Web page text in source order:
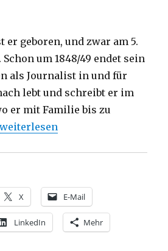
er geboren, und zwar am 5.
um 1848/49 endet sein
als Journalist in und für
lebt und schreibt er im
er mit Familie bis zu
„Marx bleibt, Rezension von
weiterlesen
X E-Mail
LinkedIn Mehr